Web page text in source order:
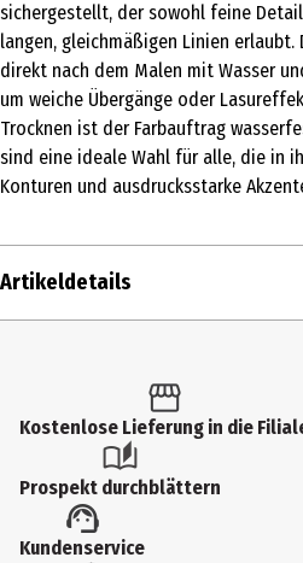
sichergestellt, der sowohl feine
langen, gleichmäßigen Linien erlaubt.
direkt nach dem Malen mit Wasser
um weiche Übergänge oder
Trocknen ist der Farbauftrag
sind eine ideale Wahl für alle, die in
Konturen und ausdrucksstarke
Artikeldetails
Produkttyp
schwarz
Kostenlose Lieferung in die
Prospekt durchblättern
Kundenservice